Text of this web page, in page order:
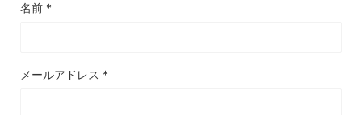
名前 *
メールアドレス *